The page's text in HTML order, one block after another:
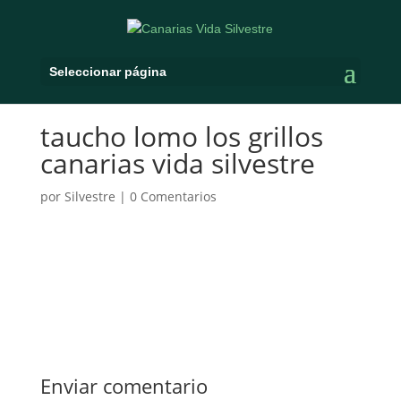
Seleccionar página
taucho lomo los grillos
canarias vida silvestre
por Silvestre | 0 Comentarios
Enviar comentario